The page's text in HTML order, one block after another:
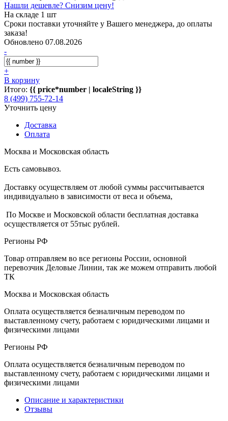
Нашли дешевле? Снизим цену!
На складе 1 шт
Сроки поставки уточняйте у Вашего менеджера, до оплаты
заказа!
Обновлено 07.08.2026
-
+
В корзину
Итого: {{ price*number | localeString }}
8 (499) 755-72-14
Уточнить цену
Доставка
Оплата
Москва и Московская область
Есть самовывоз.
Доставку осуществляем от любой суммы рассчитывается
индивидуально в зависимости от веса и объема,
По Москве и Московской области бесплатная доставка
осуществляется от 55тыс рублей.
Регионы РФ
Товар отправляем во все регионы России, основной
перевозчик Деловые Линии, так же можем отправить любой
ТК
Москва и Московская область
Оплата осуществляется безналичным переводом по
выставленному счету, работаем с юридическими лицами и
физическими лицами
Регионы РФ
Оплата осуществляется безналичным переводом по
выставленному счету, работаем с юридическими лицами и
физическими лицами
Описание и характеристики
Отзывы